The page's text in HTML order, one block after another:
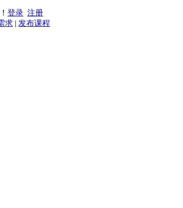
登录 注册
求 | 发布课程